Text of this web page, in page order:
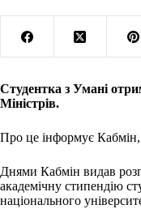
Студентка з Умані
Міністрів.
Про це інформує
Днями Кабмін видав
академічну стипендію
національного